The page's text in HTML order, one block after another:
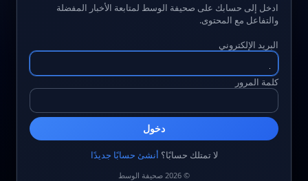
ادخل إلى حسابك على صحيفة الوسط لمتابعة الأخبار المفضلة
والتفاعل مع المحتوى.
البريد الإلكتروني
كلمة المرور
دخول
لا تمتلك حسابًا؟ أنشئ حسابًا جديدًا
© 2026 صحيفة الوسط